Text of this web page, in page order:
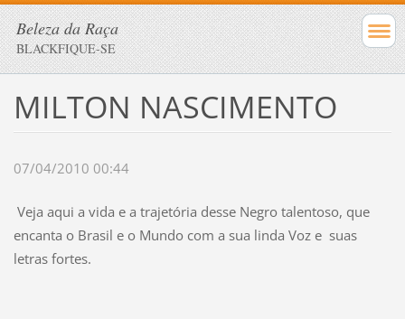
Beleza da Raça
BLACKFIQUE-SE
MILTON NASCIMENTO
07/04/2010 00:44
Veja aqui a vida e a trajetória desse Negro talentoso, que
encanta o Brasil e o Mundo com a sua linda Voz e suas
letras fortes.